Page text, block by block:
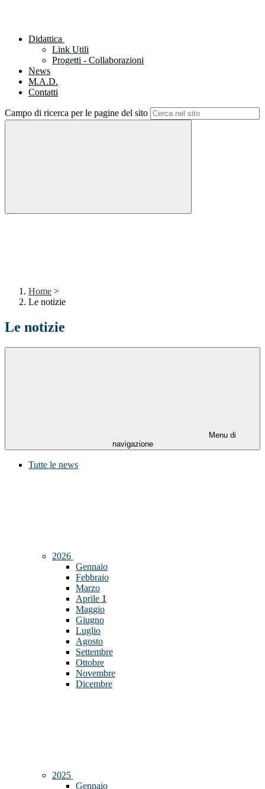
Didattica
Link Utili
Progetti - Collaborazioni
News
M.A.D.
Contatti
Campo di ricerca per le pagine del sito
Home >
Le notizie
Le notizie
Menu di
navigazione
Tutte le news
2026
Gennaio
Febbraio
Marzo
Aprile 1
Maggio
Giugno
Luglio
Agosto
Settembre
Ottobre
Novembre
Dicembre
2025
Gennaio